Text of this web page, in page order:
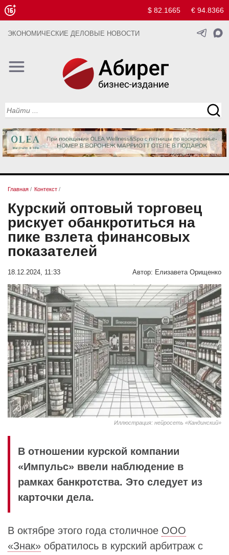
$ 82.1665 € 94.8366
ЭКОНОМИЧЕСКИЕ ДЕЛОВЫЕ НОВОСТИ
Главная / Контекст /
Курский оптовый торговец
рискует обанкротиться на
пике взлета финансовых
показателей
18.12.2024, 11:33 Автор: Елизавета Орищенко
Иллюстрация: нейросеть «Кандинский»
В отношении курской компании
«Импульс» ввели наблюдение в
рамках банкротства. Это следует из
карточки дела.
В октябре этого года столичное ООО
«Знак» обратилось в курский арбитраж с